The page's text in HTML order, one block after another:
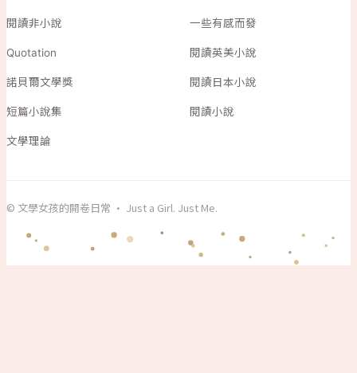
閱讀非小說 一些有感而發
Quotation 閱讀英美小說
諾貝爾文學獎 閱讀日本小說
短篇小說集 閱讀小說
文學理論
© 文學女孩的開卷日常 · Just a Girl. Just Me.